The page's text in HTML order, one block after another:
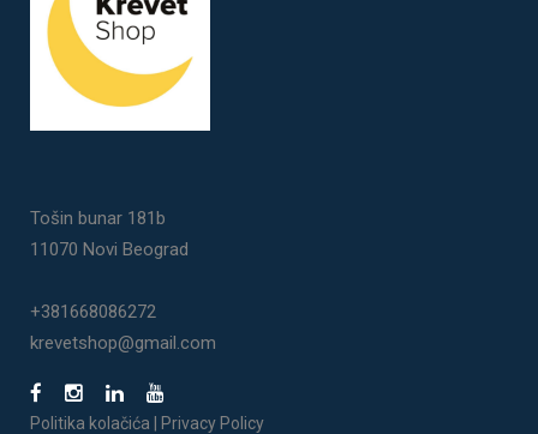
Tošin bunar 181b
11070 Novi Beograd
+381668086272
krevetshop@gmail.com
Politika kolačića Privacy Policy